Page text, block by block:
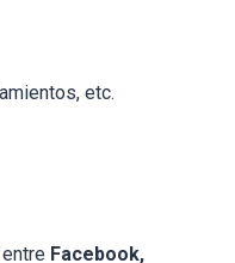
etc.
Facebook,